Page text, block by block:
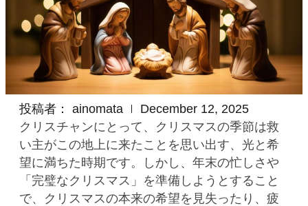
投稿者： ainomata
December 12, 2025
クリスチャンにとって、クリスマスの季節は救
い主がこの地上に来たことを思い出す、光と希
望に満ちた時期です。しかし、年末の忙しさや
「完璧なクリスマス」を準備しようとすること
で、クリスマスの本来の希望を見失ったり、疲